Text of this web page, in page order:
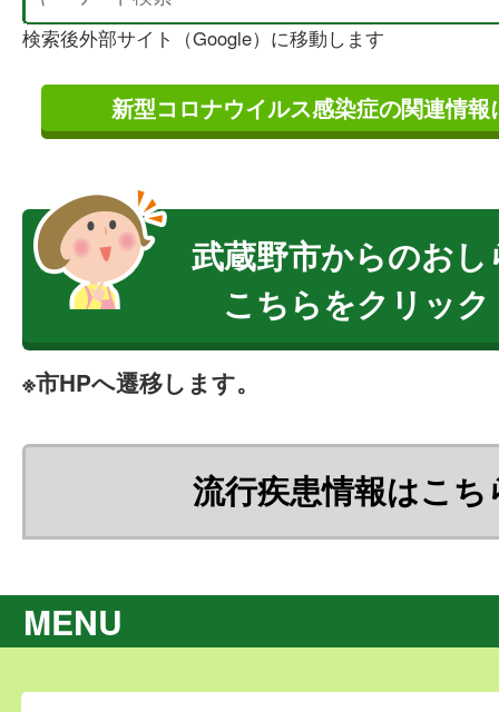
検索後外部サイト（Google）に移動します
新型コロナウイルス感染症の関連情
武蔵野市からのお
こちらをクリック
※市HPへ遷移します。
流行疾患情報はこち
MENU